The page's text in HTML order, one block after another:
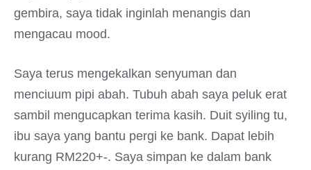
gembira, saya tidak inginlah menangis dan
mengacau mood.
Saya terus mengekalkan senyuman dan
menciuum pipi abah. Tubuh abah saya peluk erat
sambil mengucapkan terima kasih. Duit syiling tu,
ibu saya yang bantu pergi ke bank. Dapat lebih
kurang RM220+-. Saya simpan ke dalam bank